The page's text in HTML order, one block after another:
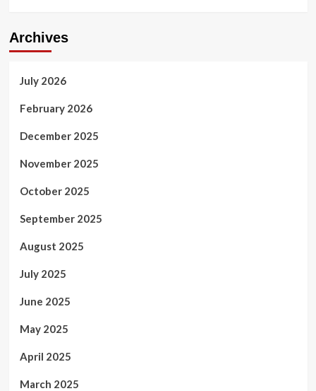
Archives
July 2026
February 2026
December 2025
November 2025
October 2025
September 2025
August 2025
July 2025
June 2025
May 2025
April 2025
March 2025